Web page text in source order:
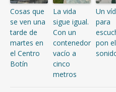
Cosas que
se ven una
tarde de
martes en
el Centro
Botín
La vida
sigue igual.
Con un
contenedor
vacío a
cinco
metros
Un
para
pon el